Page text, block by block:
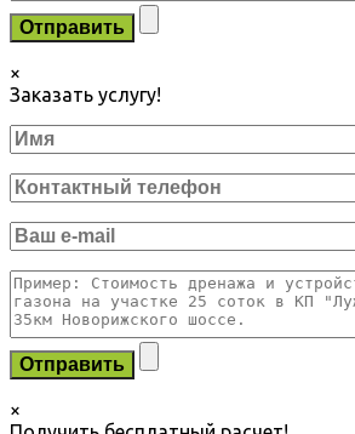
×
Заказать услугу!
×